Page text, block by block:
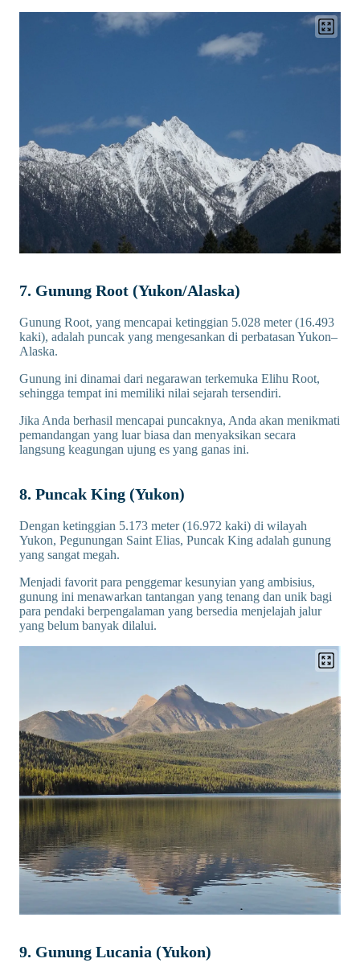
7. Gunung Root (Yukon/Alaska)
Gunung Root, yang mencapai ketinggian 5.028 meter (16.493
kaki), adalah puncak yang mengesankan di perbatasan Yukon–
Alaska.
Gunung ini dinamai dari negarawan terkemuka Elihu Root,
sehingga tempat ini memiliki nilai sejarah tersendiri.
Jika Anda berhasil mencapai puncaknya, Anda akan menikmati
pemandangan yang luar biasa dan menyaksikan secara
langsung keagungan ujung es yang ganas ini.
8. Puncak King (Yukon)
Dengan ketinggian 5.173 meter (16.972 kaki) di wilayah
Yukon, Pegunungan Saint Elias, Puncak King adalah gunung
yang sangat megah.
Menjadi favorit para penggemar kesunyian yang ambisius,
gunung ini menawarkan tantangan yang tenang dan unik bagi
para pendaki berpengalaman yang bersedia menjelajah jalur
yang belum banyak dilalui.
9. Gunung Lucania (Yukon)